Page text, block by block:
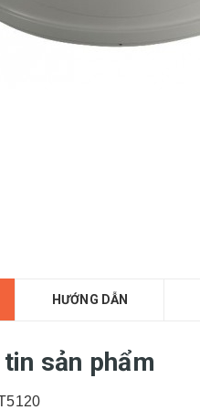
HƯỚNG DẪN
sản phẩm